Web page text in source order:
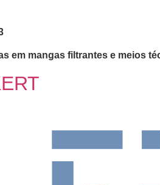
em mangas filtrantes e meios